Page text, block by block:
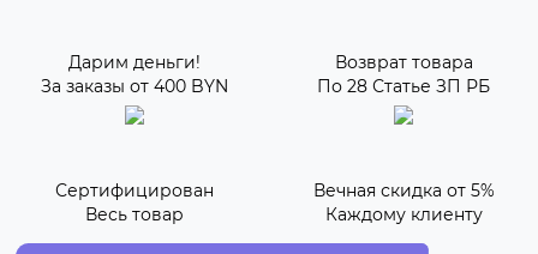
Дарим деньги!
За заказы от 400 BYN
Возврат товара
По 28 Статье ЗП РБ
Сертифицирован
Весь товар
Вечная скидка от 5%
Каждому клиенту